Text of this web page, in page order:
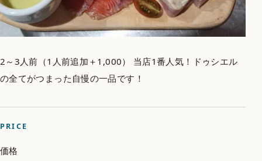
2～3人前（1人前追加＋1,000） 当店1番人気！ドゥシエル
の全てがつまった自慢の一品です！
PRICE
価格